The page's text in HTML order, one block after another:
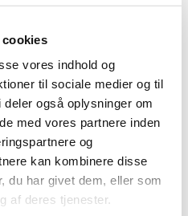
cookies
vores indhold og
til sociale medier og til
også oplysninger om
med vores partnere inden
og
kan kombinere disse
du har givet dem, eller som
af deres tjenester.
sætte en masse
godt foredrag.